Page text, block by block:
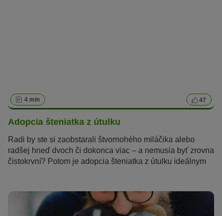
4 min 47
Adopcia šteniatka z útulku
Radi by ste si zaobstarali štvornohého miláčika alebo
radšej hneď dvoch či dokonca viac – a nemusia byť zrovna
čistokrvní? Potom je adopcia šteniatka z útulku ideálnym